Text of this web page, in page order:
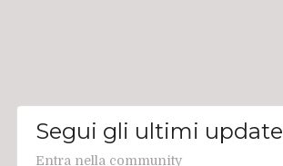
Segui gli ultimi update
Entra nella community